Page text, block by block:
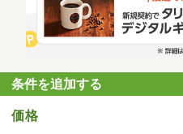
条件を追加する
価格